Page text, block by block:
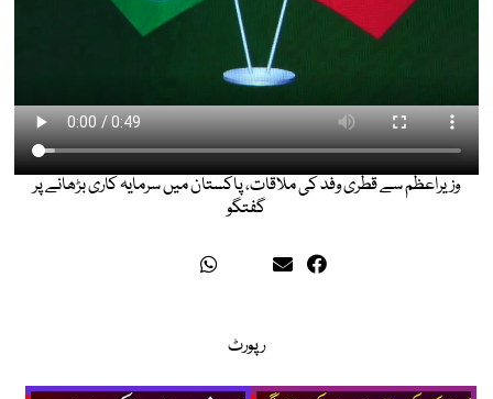
وزیراعظم سے قطری وفد کی ملاقات، پاکستان میں سرمایہ کاری بڑھانے پر
گفتگو
رپورٹ